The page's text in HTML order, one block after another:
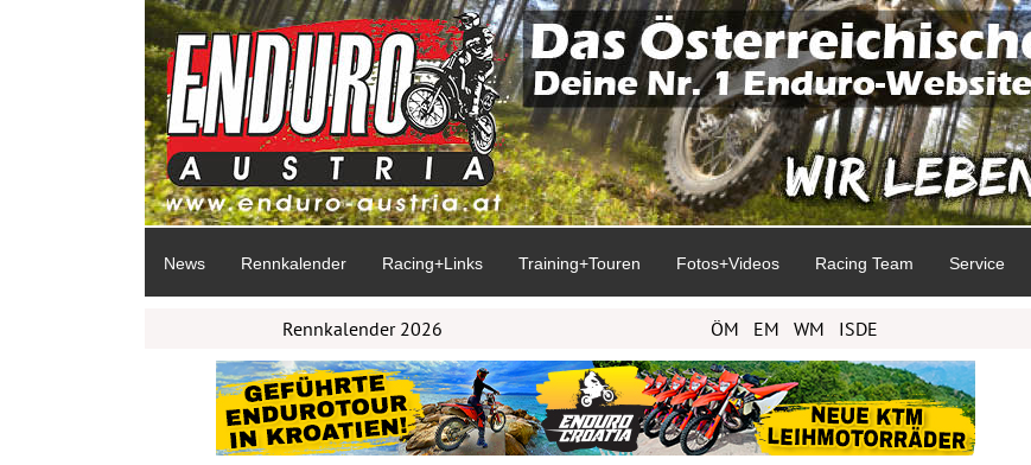
News Rennkalender Racing+Links Training+Touren Fotos+Videos Racing Team Service
Rennkalender 2026 ÖM EM WM ISDE